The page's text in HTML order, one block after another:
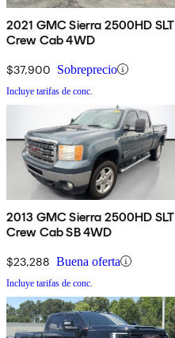
2021 GMC Sierra 2500HD SLT
Crew Cab 4WD
$37,900 Sobreprecio
Incluye tarifas de conc.
2013 GMC Sierra 2500HD SLT
Crew Cab SB 4WD
$23,288 Buena oferta
Incluye tarifas de conc.